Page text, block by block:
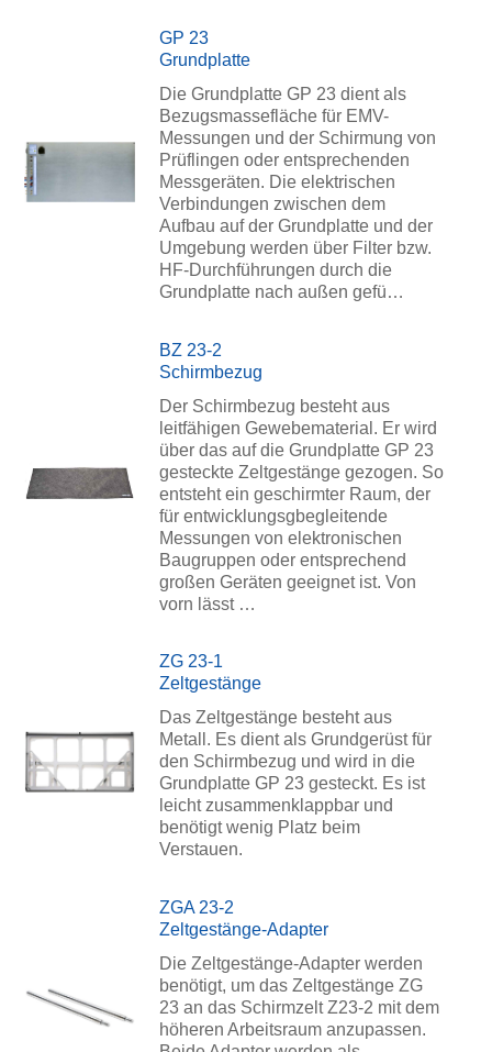
GP 23
Grundplatte
Die Grundplatte GP 23 dient als
Bezugsmassefläche für EMV-
Messungen und der Schirmung von
Prüflingen oder entsprechenden
Messgeräten. Die elektrischen
Verbindungen zwischen dem
Aufbau auf der Grundplatte und der
Umgebung werden über Filter bzw.
HF-Durchführungen durch die
Grundplatte nach außen gefü…
BZ 23-2
Schirmbezug
Der Schirmbezug besteht aus
leitfähigen Gewebematerial. Er wird
über das auf die Grundplatte GP 23
gesteckte Zeltgestänge gezogen. So
entsteht ein geschirmter Raum, der
für entwicklungsgbegleitende
Messungen von elektronischen
Baugruppen oder entsprechend
großen Geräten geeignet ist. Von
vorn lässt …
ZG 23-1
Zeltgestänge
Das Zeltgestänge besteht aus
Metall. Es dient als Grundgerüst für
den Schirmbezug und wird in die
Grundplatte GP 23 gesteckt. Es ist
leicht zusammenklappbar und
benötigt wenig Platz beim
Verstauen.
ZGA 23-2
Zeltgestänge-Adapter
Die Zeltgestänge-Adapter werden
benötigt, um das Zeltgestänge ZG
23 an das Schirmzelt Z23-2 mit dem
höheren Arbeitsraum anzupassen.